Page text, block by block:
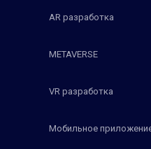
AR разработка
METAVERSE
VR разработка
Мобильное